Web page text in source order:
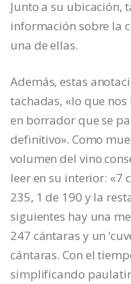
Junto a su ubicación,
información sobre la
una de ellas.
Además, estas
tachadas, «lo que
en borrador que se
definitivo». Como
volumen del vino
leer en su interior: «7
235, 1 de 190 y la
siguientes hay una
247 cántaras y un
cántaras. Con el
simplificando